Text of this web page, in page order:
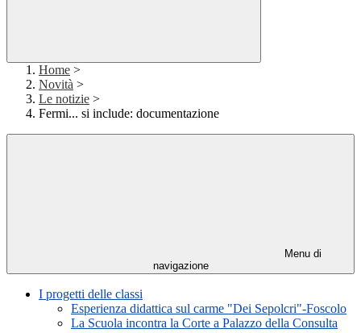
Home >
Novità >
Le notizie >
Fermi... si include: documentazione
Menu di
navigazione
I progetti delle classi
Esperienza didattica sul carme "Dei Sepolcri"-Foscolo
La Scuola incontra la Corte a Palazzo della Consulta